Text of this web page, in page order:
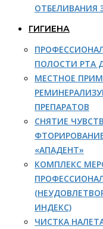
ОТБЕЛИВАНИЯ
ГИГИЕНА
ПОЛОСТИ РТА
МЕСТНОЕ
ПРЕПАРАТОВ
СНЯТИЕ
«АПАДЕНТ»
КОМПЛЕКС
ИНДЕКС)
ЧИСТКА